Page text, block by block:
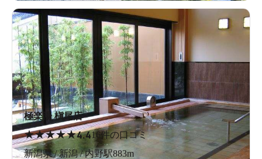
極楽湯 槇尾店
★★★★★4.416件の口コミ
新潟県 / 新潟 / 内野駅883m